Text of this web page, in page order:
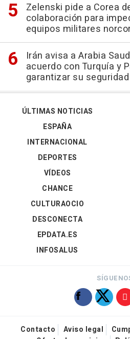
Zelenski pide a Corea
colaboración para
equipos militares
Irán avisa a Arabia
acuerdo con Turquía y
garantizar su seguridad
ÚLTIMAS NOTICIAS
ESPAÑA
INTERNACIONAL
DEPORTES
VÍDEOS
CHANCE
CULTURAOCIO
DESCONECTA
EPDATA.ES
INFOSALUS
Contacto Aviso legal